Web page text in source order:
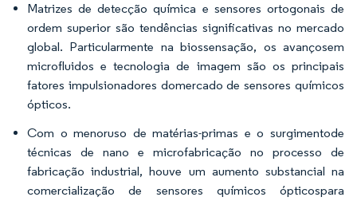
Matrizes de detecção química e sensores ortogonais de
ordem superior são tendências significativas no mercado
global. Particularmente na biossensação, os avançosem
microfluidos e tecnologia de imagem são os principais
fatores impulsionadores domercado de sensores químicos
ópticos.
Com o menoruso de matérias-primas e o surgimentode
técnicas de nano e microfabricação no processo de
fabricação industrial, houve um aumento substancial na
comercialização de sensores químicos ópticospara